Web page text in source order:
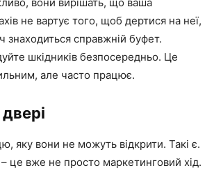
не вартує того, щоб дертися на неї,
знаходиться справжній буфет.
шкідників безпосередньо. Це
але часто працює.
яку вони не можуть відкрити. Такі є.
– це вже не просто маркетинговий хід.